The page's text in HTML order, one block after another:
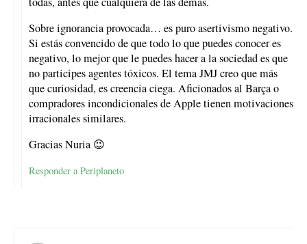
Sobre ignorancia provocada… es puro asertivismo negativo.
Si estás convencido de que todo lo que puedes conocer es
negativo, lo mejor que le puedes hacer a la sociedad es que
no participes agentes tóxicos. El tema JMJ creo que más
que curiosidad, es creencia ciega. Aficionados al Barça o
compradores incondicionales de Apple tienen motivaciones
irracionales similares.
Gracias Nuria 😉
Responder a Periplaneto